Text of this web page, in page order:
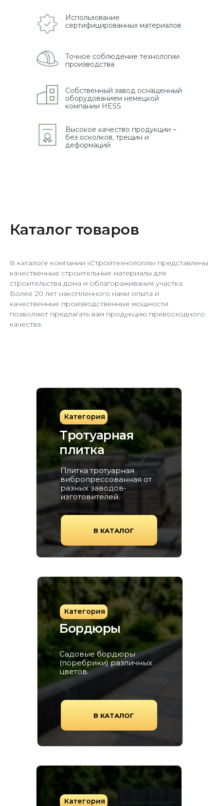
Использование
сертифицированных материалов
Точное соблюдение технологии
производства
Собственный завод оснащенный
оборудованием немецкой
компании HESS
Высокое качество продукции –
без осколков, трещин и
деформаций
Каталог товаров
В каталоге компании «Стройтехнология» представлены
качественные строительные материалы для
строительства дома и облагораживания участка.
Более 20 лет накопленного нами опыта и
качественные производственные мощности
позволяют предлагать вам продукцию превосходного
качества.
Бордюры
Тротуарная
плитка
Категория
Категория
Категория
Плитка тротуарная
вибропрессованная от
разных заводов-
изготовителей.
Садовые бордюры
(поребрики) различных
цветов.
В КАТАЛОГ
В КАТАЛОГ